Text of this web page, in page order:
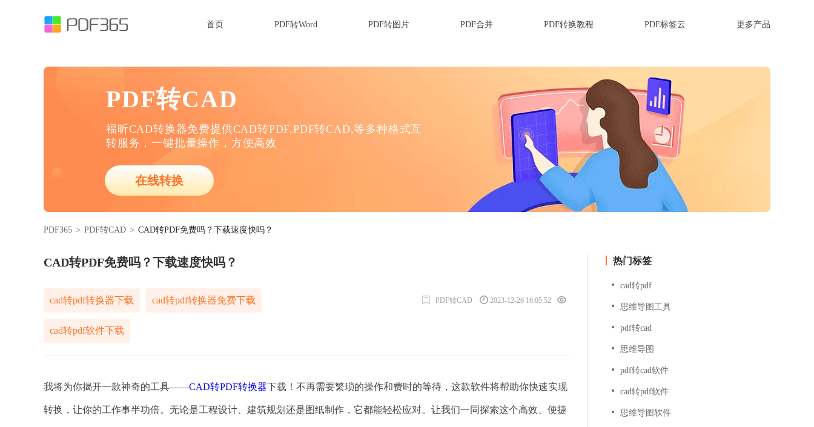
首页 PDF转Word PDF转图片 PDF合并 PDF转换教程 PDF标签云 更多产品
PDF转CAD
福昕CAD转换器免费提供CAD转PDF,PDF转CAD,等多种格式互
转服务，一键批量操作，方便高效
在线转换
PDF365 > PDF转CAD > CAD转PDF免费吗？下载速度快吗？
CAD转PDF免费吗？下载速度快吗？
cad转pdf转换器下载 cad转pdf转换器免费下载
cad转pdf软件下载
PDF转CAD 2023-12-26 16:05:52
我将为你揭开一款神奇的工具——CAD转PDF转换器下载！不再需要繁琐的操作和费时的等待，这款软件将帮助你快速实现
转换，让你的工作事半功倍。无论是工程设计、建筑规划还是图纸制作，它都能轻松应对。让我们一同探索这个高效、便捷
热门标签
cad转pdf
思维导图工具
pdf转cad
思维导图
pdf转cad软件
cad转pdf软件
思维导图软件